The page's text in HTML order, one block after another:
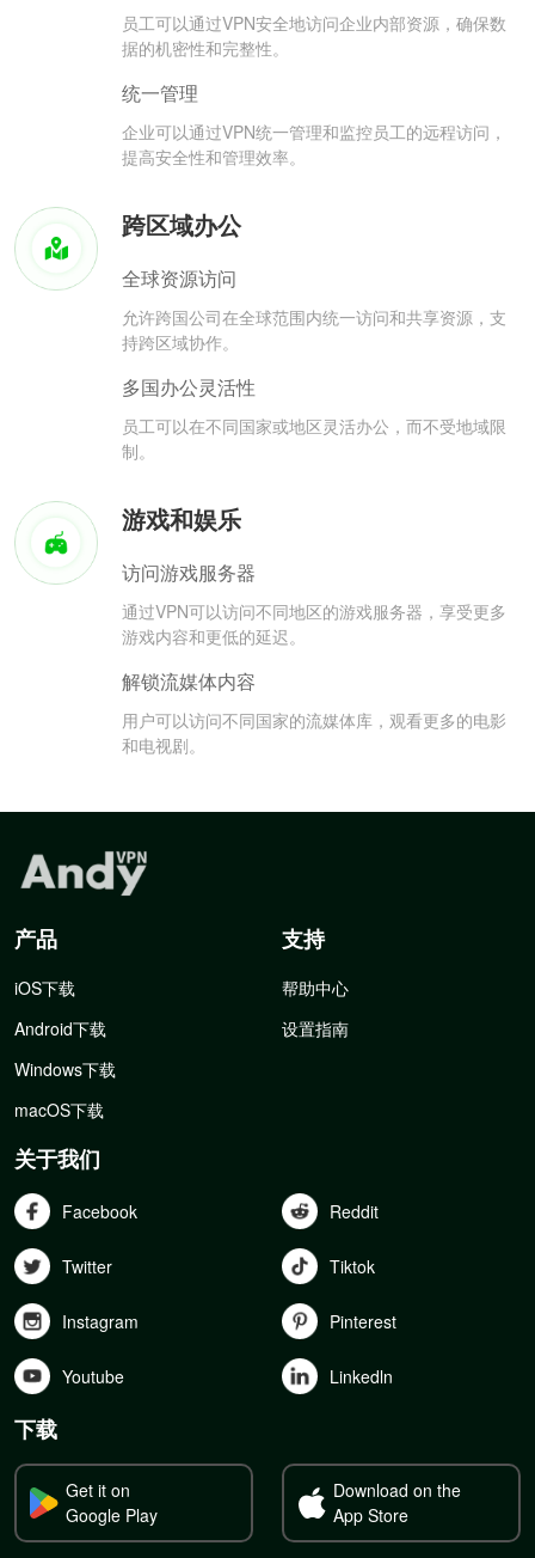
员工可以通过VPN安全地访问企业内部资源，确保数
据的机密性和完整性。
统一管理
企业可以通过VPN统一管理和监控员工的远程访问，
提高安全性和管理效率。
跨区域办公
全球资源访问
允许跨国公司在全球范围内统一访问和共享资源，支
持跨区域协作。
多国办公灵活性
员工可以在不同国家或地区灵活办公，而不受地域限
制。
游戏和娱乐
访问游戏服务器
通过VPN可以访问不同地区的游戏服务器，享受更多
游戏内容和更低的延迟。
解锁流媒体内容
用户可以访问不同国家的流媒体库，观看更多的电影
和电视剧。
产品
iOS下载
Android下载
Windows下载
macOS下载
支持
帮助中心
设置指南
关于我们
Facebook Reddit
Twitter Tiktok
Instagram Pinterest
Youtube Linkedln
下载
Get it on
Google Play
Download on the
App Store